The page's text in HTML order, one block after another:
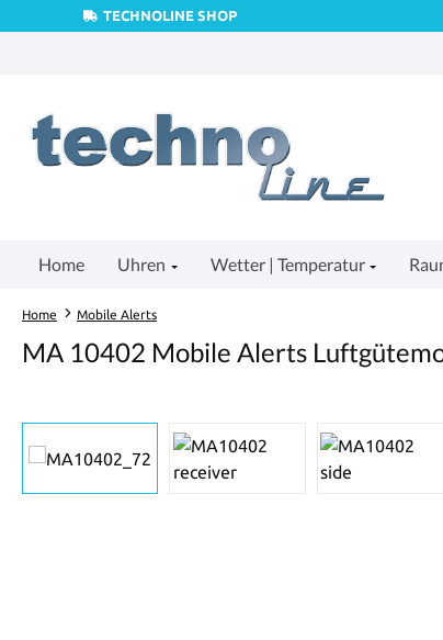
Hauptinhalt springen
Zur Suche springen
Zur Hauptnavigation springen
TECHNOLINE SHOP
Home Uhren Wetter | Temperatur
Home Mobile Alerts
MA 10402 Mobile Alerts